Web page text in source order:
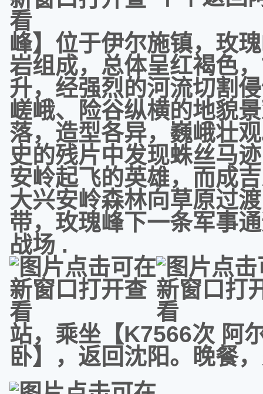
峰】位于伊尔施镇，玫
岩组成，总体呈红褐色
升，经强烈的河流切割
嵯峨、险谷纵横的地貌
落，造型各异，巍峨壮
史的残片中发现蛛丝马
安岭起飞的英雄，而成
大兴安岭森林向草原过
带，玫瑰峰下一条军事
战场 .
站，乘坐【K7566次 阿
卧】，返回沈阳。晚餐